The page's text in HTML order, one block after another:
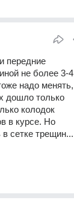
передние
не более 3-4
надо менять,
дошло только
колодок
в курсе. Но
сетке трещин...